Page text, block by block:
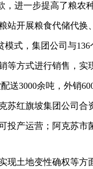
，进一步提高了粮农
开展粮食代储代换
模式，集团公司与136
方式进行销售，
送3000余吨，外销
苏红旗坡集团公司合
产运营；阿克苏
土地变性确权等